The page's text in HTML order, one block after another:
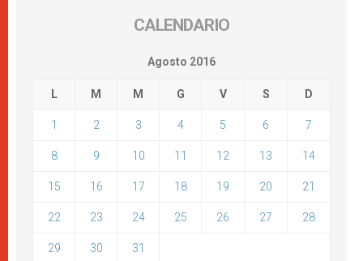
CALENDARIO
Agosto 2016
L M M G V S D
1 2 3 4 5 6 7
8 9 10 11 12 13 14
15 16 17 18 19 20 21
22 23 24 25 26 27 28
29 30 31